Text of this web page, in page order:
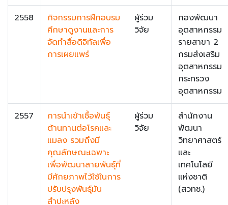
2558
กิจกรรมการฝึกอบรม
ศึกษาดูงานและการ
จัดทำสื่อดิจิทัลเพื่อ
การเผยแพร่
ผู้ร่วม
วิจัย
กองพัฒนา
อุตสาหกรรม
รายสาขา 2
กรมส่งเสริม
อุตสาหกรรม
กระทรวง
อุตสาหกรรม
2557
การนำเข้าเชื้อพันธุ์
ต้านทานต่อโรคและ
แมลง รวมถึงมี
คุณลักษณะเฉพาะ
เพื่อพัฒนาสายพันธุ์ที่
มีศักยภาพไว้ใช้ในการ
ปรับปรุงพันธุ์มัน
สำปะหลัง
ผู้ร่วม
วิจัย
สำนักงาน
พัฒนา
วิทยาศาสตร์
และ
เทคโนโลยี
แห่งชาติ
(สวทช.)